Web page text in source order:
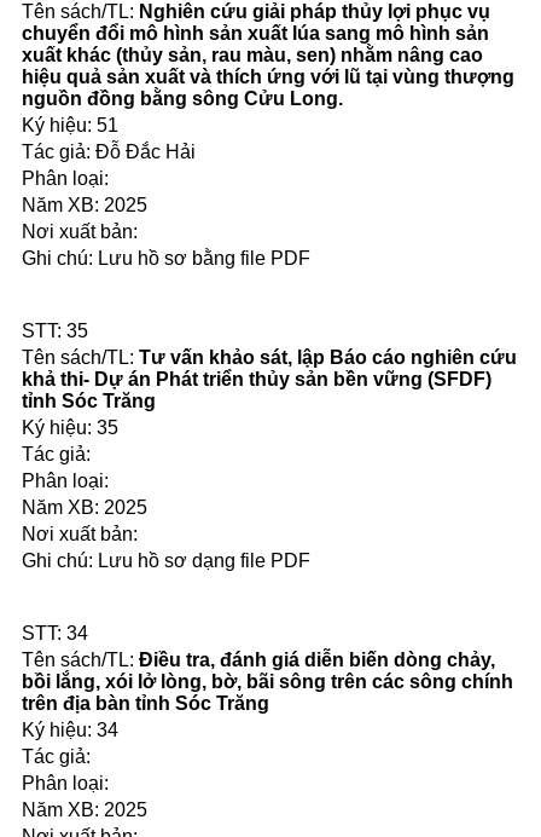
Nghiên cứu giải pháp thủy lợi phục vụ
chuyển đổi mô hình sản xuất lúa sang mô hình sản
xuất khác (thủy sản, rau màu, sen) nhằm nâng cao
hiệu quả sản xuất và thích ứng với lũ tại vùng thượng
nguồn đồng bằng sông Cửu Long.
51
Đỗ Đắc Hải
2025
Lưu hồ sơ bằng file PDF
35
Tư vấn khảo sát, lập Báo cáo nghiên cứu
khả thi- Dự án Phát triển thủy sản bền vững (SFDF)
tỉnh Sóc Trăng
35
2025
Lưu hồ sơ dạng file PDF
34
Điều tra, đánh giá diễn biến dòng chảy,
bồi lắng, xói lở lòng, bờ, bãi sông trên các sông chính
trên địa bàn tỉnh Sóc Trăng
34
2025